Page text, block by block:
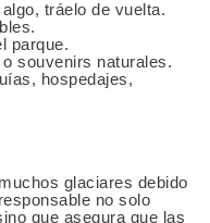
tráelo de vuelta.
parque.
souvenirs naturales.
hospedajes,
glaciares debido
no solo
que asegura que las